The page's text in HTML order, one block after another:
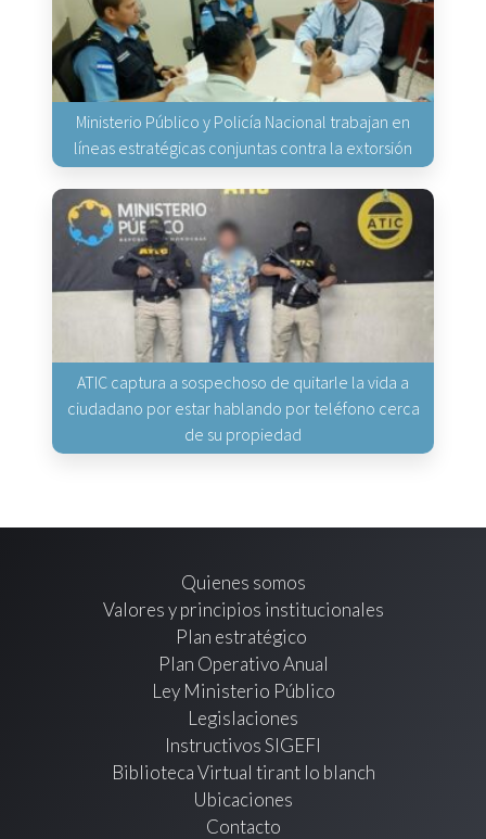
Ministerio Público y Policía Nacional trabajan en
líneas estratégicas conjuntas contra la extorsión
ATIC captura a sospechoso de quitarle la vida a
ciudadano por estar hablando por teléfono cerca
de su propiedad
Quienes somos
Valores y principios institucionales
Plan estratégico
Plan Operativo Anual
Ley Ministerio Público
Legislaciones
Instructivos SIGEFI
Biblioteca Virtual tirant lo blanch
Ubicaciones
Contacto